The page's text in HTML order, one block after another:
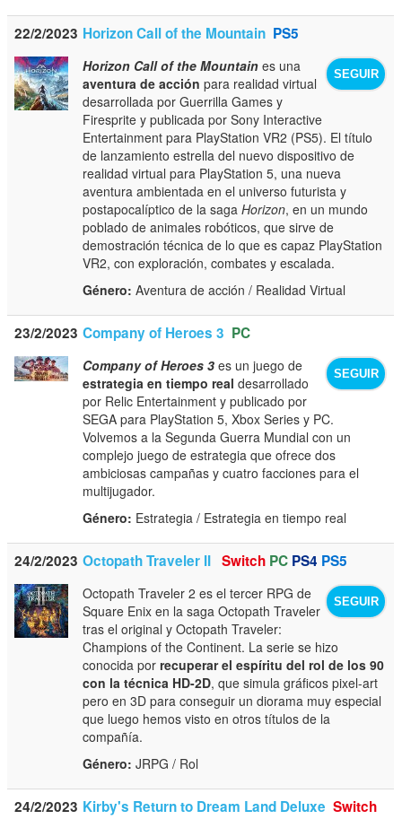
22/2/2023 Horizon Call of the Mountain PS5
SEGUIR
Horizon Call of the Mountain es una
aventura de acción para realidad virtual
desarrollada por Guerrilla Games y
Firesprite y publicada por Sony Interactive
Entertainment para PlayStation VR2 (PS5). El título
de lanzamiento estrella del nuevo dispositivo de
realidad virtual para PlayStation 5, una nueva
aventura ambientada en el universo futurista y
postapocalíptico de la sagaHorizon, en un mundo
poblado de animales robóticos, que sirve de
demostración técnica de lo que es capaz PlayStation
VR2, con exploración, combates y escalada.
Género: Aventura de acción / Realidad Virtual
23/2/2023 Company of Heroes 3 PC
SEGUIR
Company of Heroes 3 es un juego de
estrategia en tiempo real desarrollado
por Relic Entertainment y publicado por
SEGA para PlayStation 5, Xbox Series y PC.
Volvemos a la Segunda Guerra Mundial con un
complejo juego de estrategia que ofrece dos
ambiciosas campañas y cuatro facciones para el
multijugador.
Género: Estrategia / Estrategia en tiempo real
24/2/2023 Octopath Traveler II Switch PC PS4 PS5
SEGUIR
Octopath Traveler 2 es el tercer RPG de
Square Enix en la saga Octopath Traveler
tras el original y Octopath Traveler:
Champions of the Continent. La serie se hizo
conocida porrecuperar el espíritu del rol de los 90
con la técnica HD-2D, que simula gráficos pixel-art
pero en 3D para conseguir un diorama muy especial
que luego hemos visto en otros títulos de la
compañía.
Género: JRPG / Rol
24/2/2023 Kirby's Return to Dream Land Deluxe Switch